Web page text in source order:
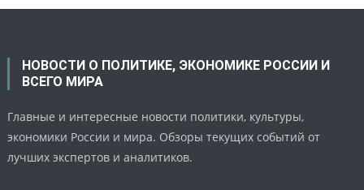
НОВОСТИ О ПОЛИТИКЕ, ЭКОНОМИКЕ РОССИИ И
ВСЕГО МИРА
Главные и интересные новости политики, культуры,
экономики России и мира. Обзоры текущих событий от
лучших экспертов и аналитиков.